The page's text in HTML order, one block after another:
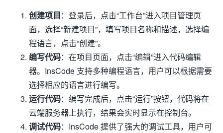
创建项目 ：登录后，点击“工作台”进入项目管理页
面，选择“新建项目”，填写项目名称和描述，选择编
程语言，点击“创建”。
编写代码：在项目页面，点击“编辑”进入代码编辑
器。InsCode 支持多种编程语言，用户可以根据需要
选择相应的语言进行编写。
运行代码：编写完成后，点击“运行”按钮，代码将在
云端服务器上执行，结果会实时显示在控制台。
调试代码：InsCode 提供了强大的调试工具，用户可